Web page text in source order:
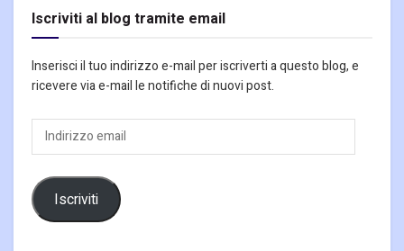
Iscriviti al blog tramite email
Inserisci il tuo indirizzo e-mail per iscriverti a questo blog, e
ricevere via e-mail le notifiche di nuovi post.
Indirizzo
email
Iscriviti